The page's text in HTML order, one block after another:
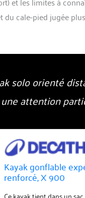
cale-pied jugée
solo orienté
attention
Kayak gonflable
renforcé, X 900